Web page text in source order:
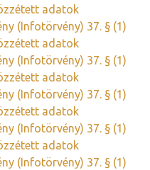
adatok
(Infotörvény) 37. § (1)
adatok
(Infotörvény) 37. § (1)
adatok
(Infotörvény) 37. § (1)
adatok
(Infotörvény) 37. § (1)
adatok
(Infotörvény) 37. § (1)